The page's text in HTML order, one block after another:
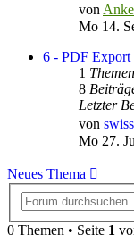
von Anke
Mo 14.
6 - PDF Export
1 Themen
8
Letzter
von swiss
Mo 27.
Neues Thema
0 Themen • Seite 1